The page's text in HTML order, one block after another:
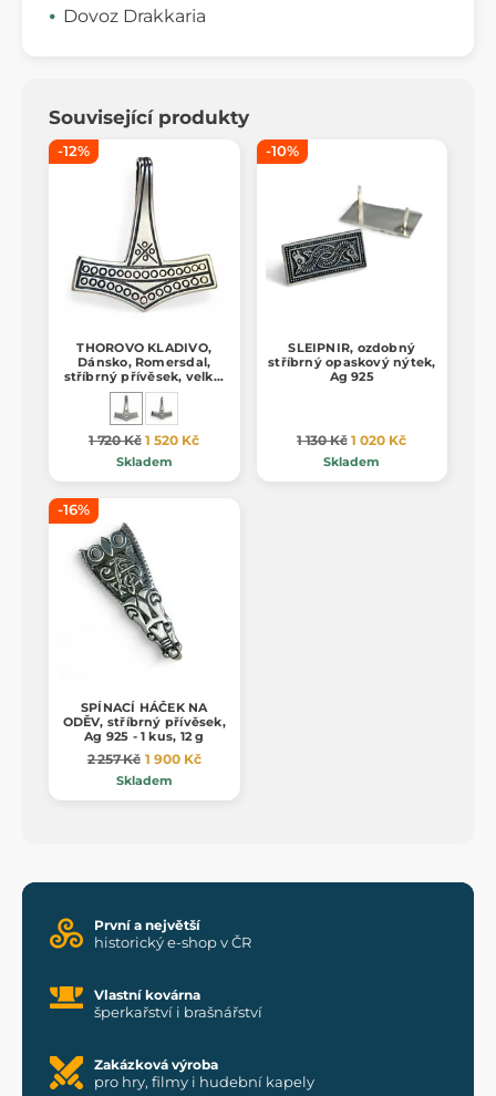
Dovoz Drakkaria
Související produkty
-12%
THOROVO KLADIVO,
Dánsko, Romersdal,
stříbrný přívěsek, velké,
Ag 925, 10g
1 720 Kč 1 520 Kč
Skladem
-10%
SLEIPNIR, ozdobný
stříbrný opaskový nýtek,
Ag 925
1 130 Kč 1 020 Kč
Skladem
-16%
SPÍNACÍ HÁČEK NA
ODĚV, stříbrný přívěsek,
Ag 925 - 1 kus, 12 g
2 257 Kč 1 900 Kč
Skladem
První a největší
historický e-shop v ČR
Vlastní kovárna
šperkařství i brašnářství
Zakázková výroba
pro hry, filmy i hudební kapely